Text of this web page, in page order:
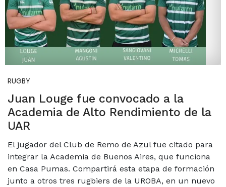
RUGBY
Juan Louge fue convocado a la
Academia de Alto Rendimiento de la
UAR
El jugador del Club de Remo de Azul fue citado para
integrar la Academia de Buenos Aires, que funciona
en Casa Pumas. Compartirá esta etapa de formación
junto a otros tres rugbiers de la UROBA, en un nuevo